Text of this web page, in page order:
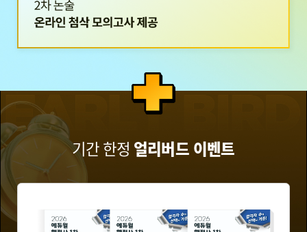
기간 한정 얼리버드 이벤트